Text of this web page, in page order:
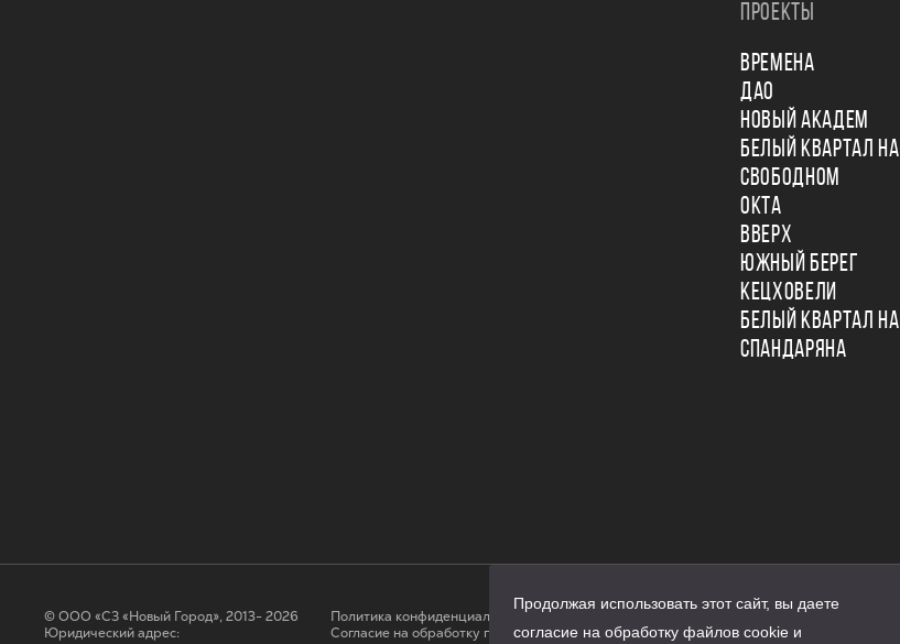
ПРОЕКТЫ
ВРЕМЕНА
ДАО
НОВЫЙ АКАДЕМ
БЕЛЫЙ КВАРТАЛ НА
СВОБОДНОМ
ОКТА
ВВЕРХ
ЮЖНЫЙ БЕРЕГ
КЕЦХОВЕЛИ
БЕЛЫЙ КВАРТАЛ НА
СПАНДАРЯНА
© ООО «СЗ «Новый Город», 2013- 2026
Юридический адрес:
Политика конфиденциальности
Согласие на обработку персональных данных
Продолжая использовать этот сайт, вы даете
согласие на обработку файлов cookie и